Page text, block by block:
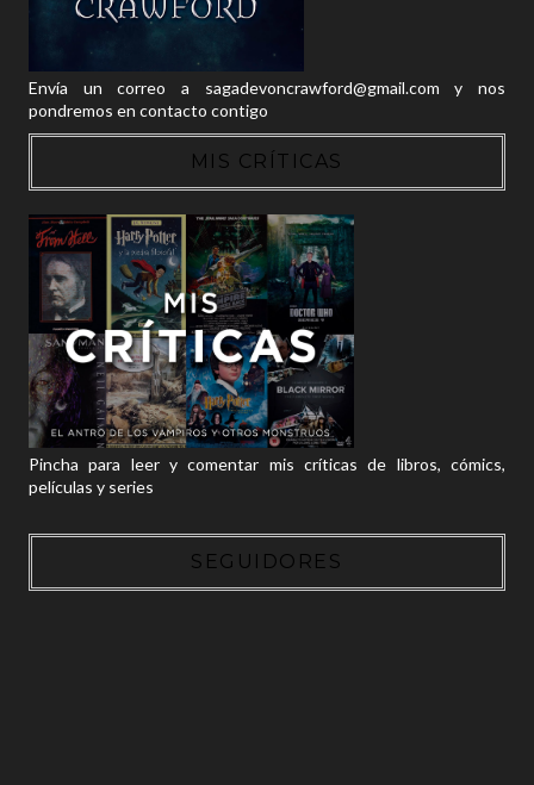
Envía un correo a sagadevoncrawford@gmail.com y nos
pondremos en contacto contigo
MIS CRÍTICAS
Pincha para leer y comentar mis críticas de libros, cómics,
películas y series
SEGUIDORES